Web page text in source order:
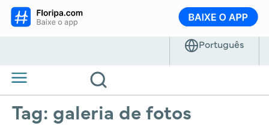
Tag: galeria de fotos